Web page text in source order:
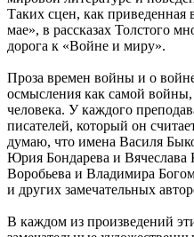
Таких сцен, как приведенная
мае», в рассказах Толстого
дорога к «Войне и миру».
Проза времен войны и о
осмысления как самой
человека. У каждого
писателей, который он
думаю, что имена Василя
Юрия Бондарева и Вячеслава
Воробьева и Владимира
и других замечательных
В каждом из произведений